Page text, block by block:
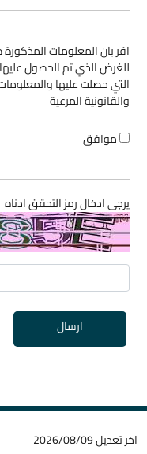
اقر بان المعلومات
للغرض الذي تم الحصول
التي حصلت عليها
والقانونية المرعية
موافق
يرجى ادخال رمز التحقق ادناه
ارسال
اخر تعديل2026/08/09